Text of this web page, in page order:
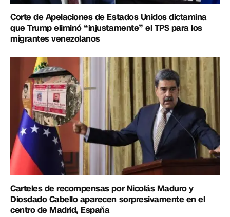
Corte de Apelaciones de Estados Unidos dictamina
que Trump eliminó “injustamente” el TPS para los
migrantes venezolanos
Carteles de recompensas por Nicolás Maduro y
Diosdado Cabello aparecen sorpresivamente en el
centro de Madrid, España